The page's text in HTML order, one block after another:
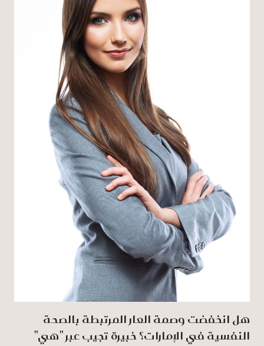
هل انخفضت وصمة العار المرتبطة بالصحة
النفسية في الإمارات؟ خبيرة تجيب عبر "هي"